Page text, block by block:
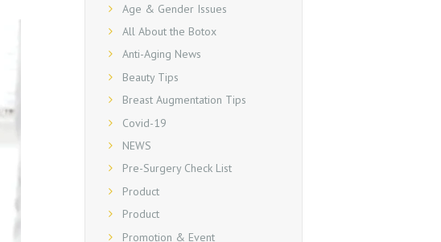
Age & Gender Issues
All About the Botox
Anti-Aging News
Beauty Tips
Breast Augmentation Tips
Covid-19
NEWS
Pre-Surgery Check List
Product
Product
Promotion & Event